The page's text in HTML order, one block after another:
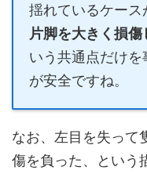
揺れているケー
片脚を大きく損
いう共通点だけ
が安全ですね。
なお、左目を失って
傷を負った、という